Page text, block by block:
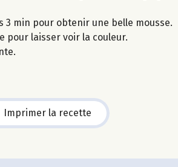
3 min pour obtenir une belle mousse.
pour laisser voir la couleur.
Imprimer la recette